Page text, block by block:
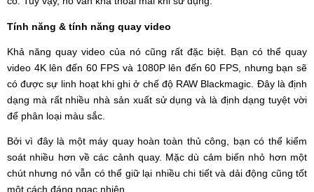
Tính năng & tính năng quay video
Khả năng quay video của nó cũng rất đặc biệt. Bạn có thể quay
video 4K lên đến 60 FPS và 1080P lên đến 60 FPS, nhưng bạn sẽ
có được sự linh hoạt khi ghi ở chế độ RAW Blackmagic. Đây là định
dạng mà rất nhiều nhà sản xuất sử dụng và là định dạng tuyệt vời
để phân loại màu sắc.
Bởi vì đây là một máy quay hoàn toàn thủ công, bạn có thể kiểm
soát nhiều hơn về các cảnh quay. Mặc dù cảm biến nhỏ hơn một
chút nhưng nó vẫn có thể giữ lại nhiều chi tiết và dải động cũng tốt
một cách đáng ngạc nhiên.